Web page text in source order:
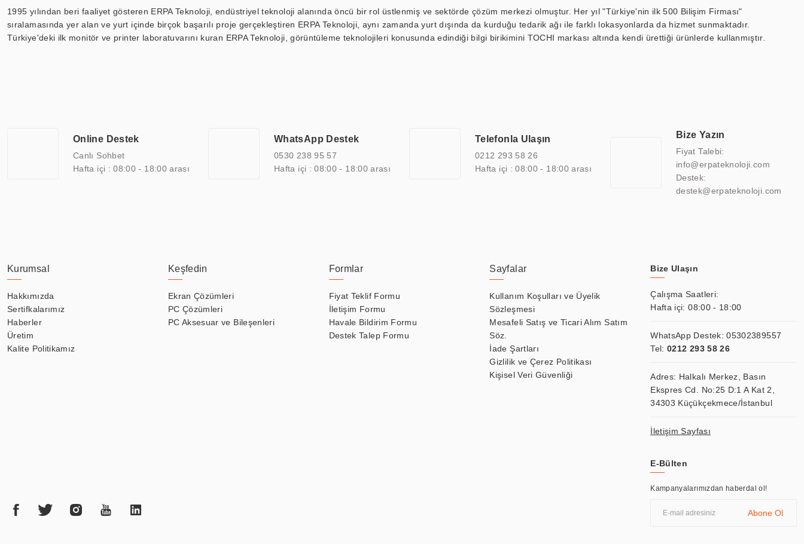
1995 yılından beri faaliyet gösteren ERPA Teknoloji, endüstriyel teknoloji alanında öncü bir rol üstlenmiş ve sektörde çözüm merkezi olmuştur. Her yıl "Türkiye'nin ilk 500 Bilişim Firması"
sıralamasında yer alan ve yurt içinde birçok başarılı proje gerçekleştiren ERPA Teknoloji, aynı zamanda yurt dışında da kurduğu tedarik ağı ile farklı lokasyonlarda da hizmet sunmaktadır.
Türkiye'deki ilk monitör ve printer laboratuvarını kuran ERPA Teknoloji, görüntüleme teknolojileri konusunda edindiği bilgi birikimini TOCHI markası altında kendi ürettiği ürünlerde kullanmıştır.
arasında yer almaktadır. ERPA Teknoloji, uluslararası standartlarda kalite belgelerine ve sertifikalara sahip olup, etik değerlere bağlı bir şekilde hareket etmektedir. Kaliteli ekipmanı, uzman kadroları,
yılların getirdiği bilgi ve tecrübe ile birleştiren ERPA Teknoloji, özel çözümleri ile iş ortaklarının öne çıkmasına ve sürekli gelişimine katkı sağlamaktadır.
Online Destek
Canlı Sohbet
Hafta içi : 08:00 - 18:00 arası
WhatsApp Destek
0530 238 95 57
Hafta içi : 08:00 - 18:00 arası
Telefonla Ulaşın
0212 293 58 26
Hafta içi : 08:00 - 18:00 arası
Bize Yazın
Fiyat Talebi:
info@erpateknoloji.com
Destek:
destek@erpateknoloji.com
Kurumsal
Hakkımızda
Sertifkalarımız
Haberler
Üretim
Kalite Politikamız
Keşfedin
Ekran Çözümleri
PC Çözümleri
PC Aksesuar ve Bileşenleri
Formlar
Fiyat Teklif Formu
İletişim Formu
Havale Bildirim Formu
Destek Talep Formu
Sayfalar
Kullanım Koşulları ve Üyelik
Sözleşmesi
Mesafeli Satış ve Ticari Alım Satım
Söz.
İade Şartları
Gizlilik ve Çerez Politikası
Kişisel Veri Güvenliği
Bize Ulaşın
Çalışma Saatleri:
Hafta içi: 08:00 - 18:00
WhatsApp Destek:05302389557
Tel: 0212 293 58 26
Adres: Halkalı Merkez, Basın
Ekspres Cd. No:25 D:1 A Kat 2,
34303 Küçükçekmece/İstanbul
İletişim Sayfası
E-Bülten
Kampanyalarımızdan haberdal ol!
Abone Ol